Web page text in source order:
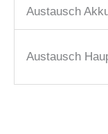
Austausch
Austausch